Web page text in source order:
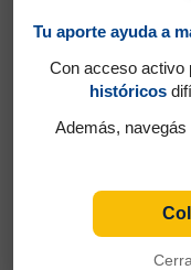
05/06/2011
Boca 1 -
Tu aporte ayuda a
Con acceso activo
históricos
Además, navegás